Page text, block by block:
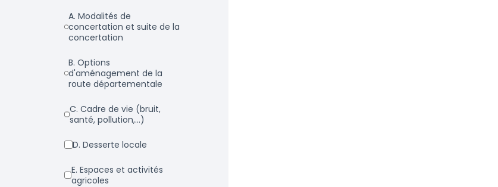
a. Modalités de
concertation et suite de la
concertation
b. Options
d'aménagement de la
route départementale
c. Cadre de vie (bruit,
santé, pollution,...)
d. Desserte locale
e. Espaces et activités
agricoles